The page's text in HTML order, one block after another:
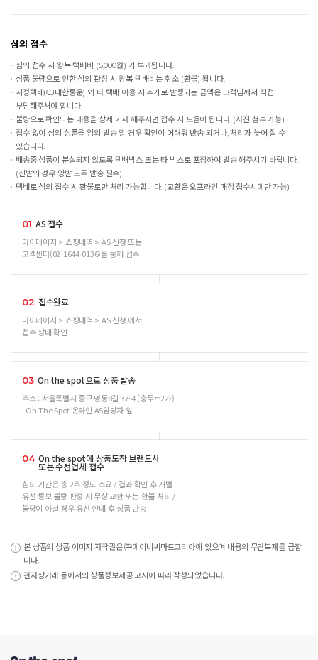
심의 접수
심의 접수 시 왕복 택배비 (5,000원) 가 부과됩니다.
상품 불량으로 인한 심의 판정 시 왕복 택배비는 취소 (환불) 됩니다.
지정택배(CJ대한통운) 외 타 택배 이용 시 추가로 발생되는 금액은 고객님께서 직접
부담해주셔야 합니다.
불량으로 확인되는 내용을 상세 기재 해주시면 접수 시 도움이 됩니다. (사진 첨부 가능)
접수 없이 심의 상품을 임의 발송 할 경우 확인이 어려워 반송 되거나, 처리가 늦어 질 수
있습니다.
배송중 상품이 분실되지 않도록 택배박스 또는 타 박스로 포장하여 발송 해주시기 바랍니다.
(신발의 경우 양발 모두 발송 필수)
택배로 심의 접수 시 환불로만 처리 가능합니다. (교환은 오프라인 매장 접수시에만 가능)
01 AS 접수
마이페이지 > 쇼핑내역 > AS 신청 또는
고객센터(02-1644-0136)를 통해 접수
02 접수완료
마이페이지 > 쇼핑내역 > AS 신청 에서
접수 상태 확인
03 On the spot으로 상품 발송
주소 : 서울특별시 중구 명동8길 37-4 (충무로2가)
On The Spot 온라인 AS담당자 앞
04 On the spot에 상품도착 브랜드사
또는 수선업체 접수
심의 기간은 총 2주 정도 소요 / 결과 확인 후 개별
유선 통보 불량 판정 시 무상 교환 또는 환불 처리 /
불량이 아닐 경우 유선 안내 후 상품 반송
본 상품의 상품 이미지 저작권은 ㈜에이비씨마트코리아에 있으며 내용의 무단복제를 금합
니다.
전자상거래 등에서의 상품정보제공 고시에 따라 작성되었습니다.